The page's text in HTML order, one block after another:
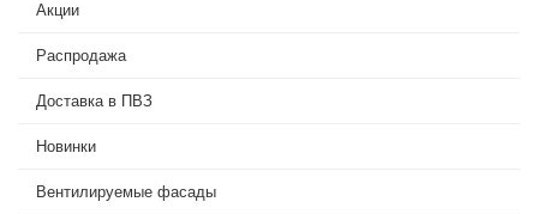
Акции
Распродажа
Доставка в ПВЗ
Новинки
Вентилируемые фасады